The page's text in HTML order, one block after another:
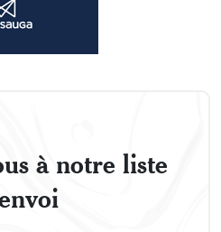
à notre liste